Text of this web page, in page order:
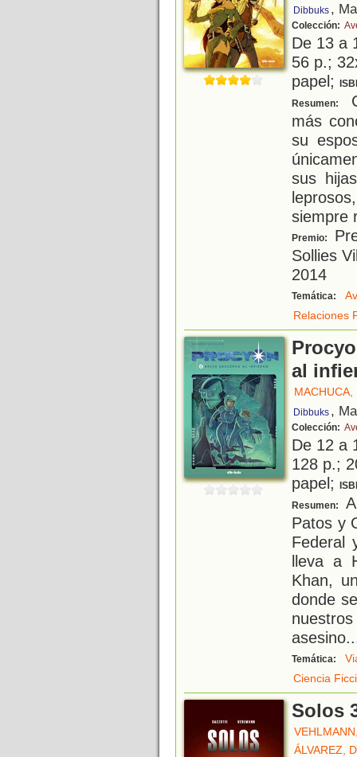
Dibbuks ,
Colección:
De 13 a
56 p.;
papel;
Resumen:
más
su
sus
siempre
Premio:
Sollies
2014
Temática:
Relaciones
al
MACHUCA,
Dibbuks ,
Colección:
De 12 a
128 p.;
papel;
Resumen:
Patos y
Federal
lleva a
Khan,
donde
asesino
Temática:
Ciencia
Solos
ÁLVAREZ,